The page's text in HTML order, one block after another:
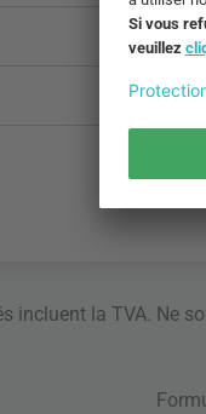
incluent la TVA. Ne